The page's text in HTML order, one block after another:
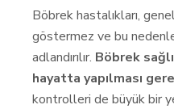
Böbrek hastalıkları,
göstermez ve bu
adlandırılır. Böbrek
hayatta yapılması
kontrolleri de büyük bir